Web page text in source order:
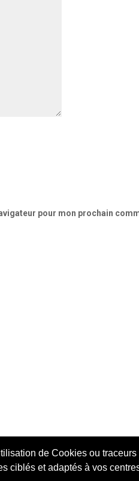
de Cookies ou
ciblés et adaptés à vos
pour mon prochain
©